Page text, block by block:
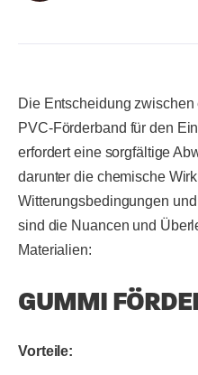
Die Entscheidung
PVC-Förderband für den
erfordert eine sorgfältige
darunter die chemische
Witterungsbedingungen
sind die Nuancen und
Materialien:
GUMMI
Vorteile: